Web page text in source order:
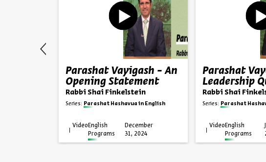
Parashat Vayigash - An
Opening Statement
Rabbi Shai Finkelstein
Series: Parashat Hashavua in English
English
Programs
Video
December
31, 2024
Parashat
Leadership
Rabbi Shai
Series: Parashat
English
Programs
Video